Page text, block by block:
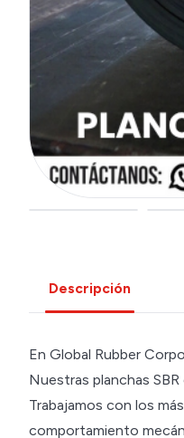
Descripción
En Global Rubber
Nuestras planchas
Trabajamos con los
comportamiento